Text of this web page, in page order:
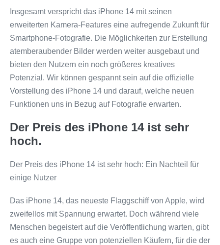
Insgesamt verspricht das iPhone 14 mit seinen
erweiterten Kamera-Features eine aufregende Zukunft für
Smartphone-Fotografie. Die Möglichkeiten zur Erstellung
atemberaubender Bilder werden weiter ausgebaut und
bieten den Nutzern ein noch größeres kreatives
Potenzial. Wir können gespannt sein auf die offizielle
Vorstellung des iPhone 14 und darauf, welche neuen
Funktionen uns in Bezug auf Fotografie erwarten.
Der Preis des iPhone 14 ist sehr
hoch.
Der Preis des iPhone 14 ist sehr hoch: Ein Nachteil für
einige Nutzer
Das iPhone 14, das neueste Flaggschiff von Apple, wird
zweifellos mit Spannung erwartet. Doch während viele
Menschen begeistert auf die Veröffentlichung warten, gibt
es auch eine Gruppe von potenziellen Käufern, für die der